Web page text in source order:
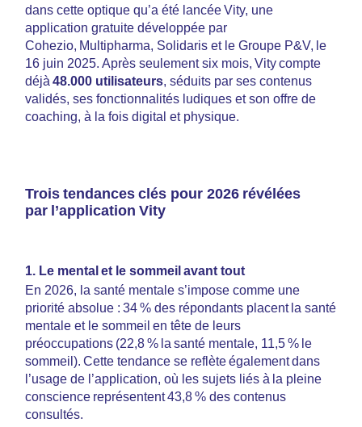
dans cette optique qu’a été lancée Vity, une
application gratuite développée par
Cohezio, Multipharma, Solidaris et le Groupe P&V, le
16 juin 2025. Après seulement six mois, Vity compte
déjà 48.000 utilisateurs, séduits par ses contenus
validés, ses fonctionnalités ludiques et son offre de
coaching, à la fois digital et physique.
Trois tendances clés pour 2026 révélées
par l’application Vity
1. Le mental et le sommeil avant tout
En 2026, la santé mentale s’impose comme une
priorité absolue : 34 % des répondants placent la santé
mentale et le sommeil en tête de leurs
préoccupations (22,8 % la santé mentale, 11,5 % le
sommeil). Cette tendance se reflète également dans
l’usage de l’application, où les sujets liés à la pleine
conscience représentent 43,8 % des contenus
consultés.